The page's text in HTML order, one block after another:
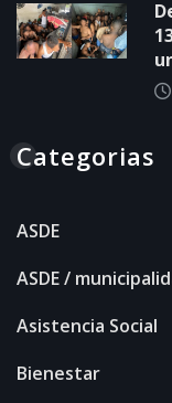
Categorias
ASDE
ASDE /
Asistencia Social
Bienestar